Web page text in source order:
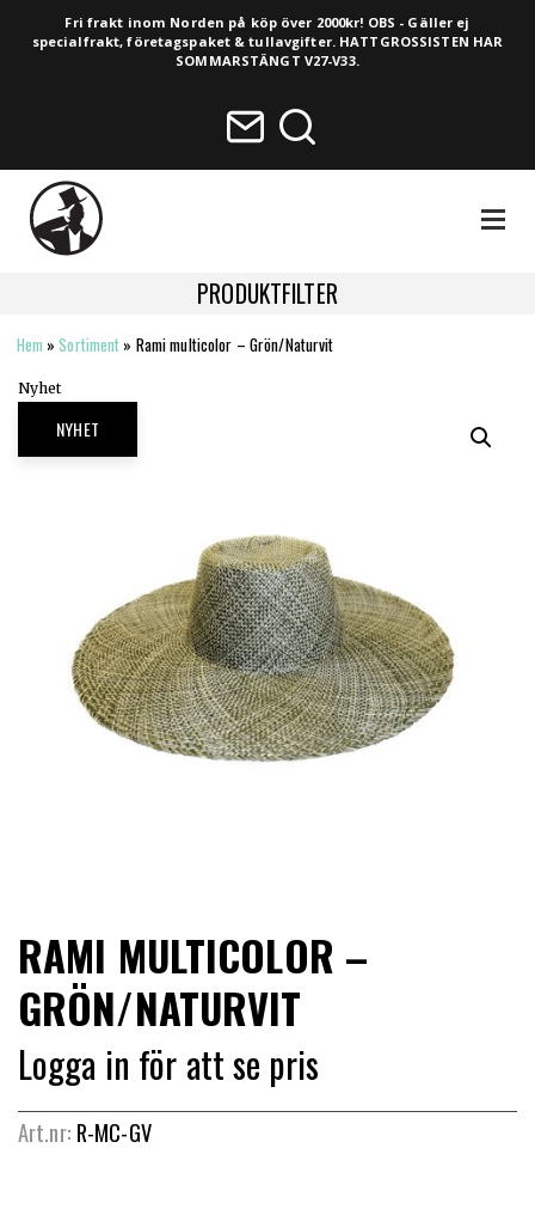
Fri frakt inom Norden på köp över 2000kr! OBS - Gäller ej
specialfrakt, företagspaket & tullavgifter. HATTGROSSISTEN HAR
SOMMARSTÄNGT V27-V33.
PRODUKTFILTER
HELA SORTIMENTET
LIMITERADE
UTGÅENDE
Hem »Sortiment » Rami multicolor – Grön/Naturvit
Nyhet
NYHET
RAMI MULTICOLOR –
GRÖN/NATURVIT
Logga in för att se pris
Art.nr: R-MC-GV